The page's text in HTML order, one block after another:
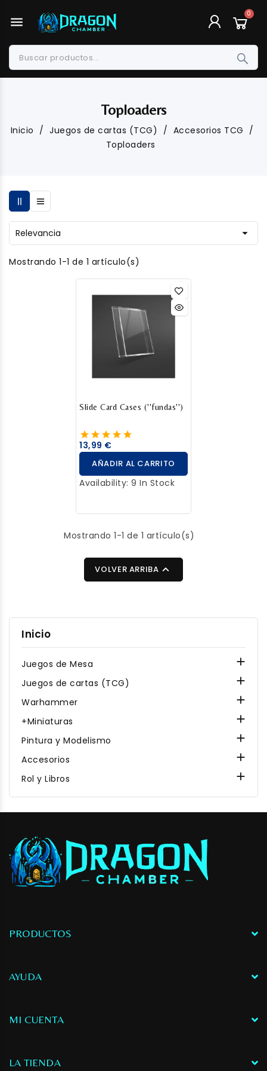
menu
Toploaders
Inicio Juegos de cartas (TCG)
Accesorios TCG
Toploaders
Relevancia 
Mostrando 1-1 de 1 artículo(s)
Slide Card Cases (''fundas'')
13,99 €
AÑADIR AL CARRITO
Availability: 9 In Stock
Mostrando 1-1 de 1 artículo(s)
VOLVER ARRIBA 
Inicio
Juegos de Mesa 
Juegos de cartas (TCG) 
Warhammer 
+Miniaturas 
Pintura y Modelismo 
Accesorios 
Rol y Libros 
PRODUCTOS
AYUDA
MI CUENTA
LA TIENDA